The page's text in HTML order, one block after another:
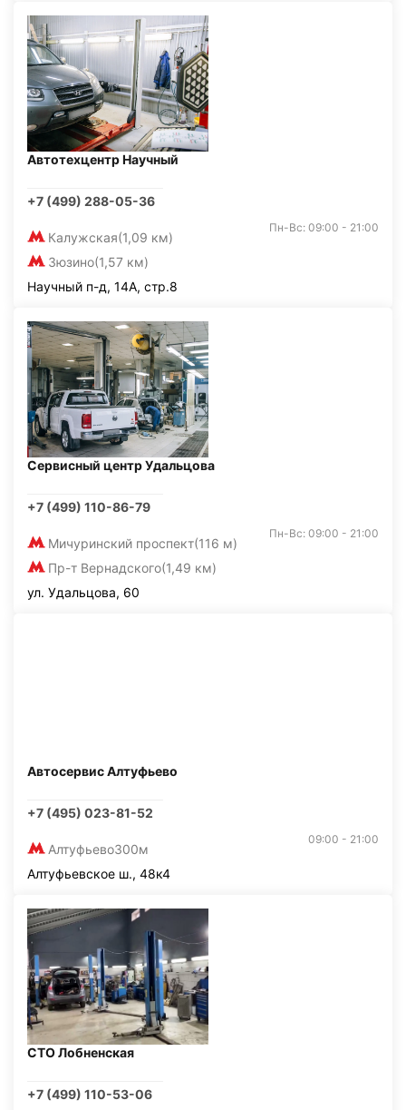
Автотехцентр Научный
+7 (499) 288-05-36
Калужская(1,09 км)
Зюзино(1,57 км)
Пн-Вс: 09:00 - 21:00
Научный п-д, 14А, стр.8
Сервисный центр Удальцова
+7 (499) 110-86-79
Мичуринский проспект(116 м)
Пр-т Вернадского(1,49 км)
Пн-Вс: 09:00 - 21:00
ул. Удальцова, 60
Автосервис Алтуфьево
+7 (495) 023-81-52
Алтуфьево300м
09:00 - 21:00
Алтуфьевское ш., 48к4
СТО Лобненская
+7 (499) 110-53-06